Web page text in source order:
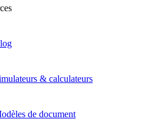
& calculateurs
de document